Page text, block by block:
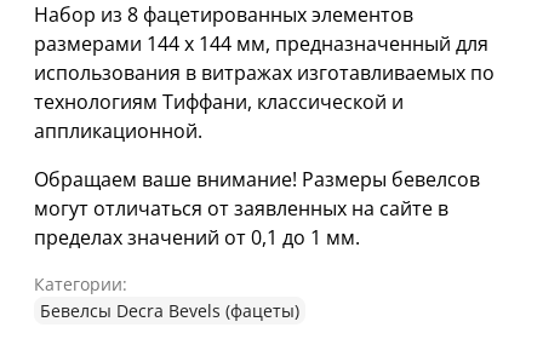
Набор из 8 фацетированных элементов
размерами 144 х 144 мм, предназначенный для
использования в витражах изготавливаемых по
технологиям Тиффани, классической и
аппликационной.
Обращаем ваше внимание! Размеры бевелсов
могут отличаться от заявленных на сайте в
пределах значений от 0,1 до 1 мм.
Категории:
Бевелсы Decra Bevels (фацеты)